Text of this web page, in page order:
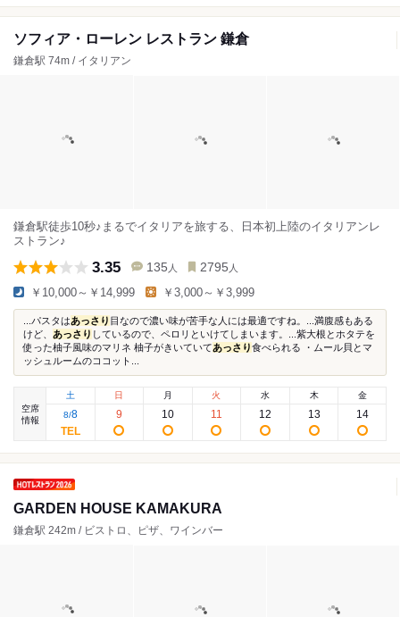
ソフィア・ローレン レストラン 鎌倉
鎌倉駅 74m / イタリアン
鎌倉駅徒歩10秒♪まるでイタリアを旅する、日本初上陸のイタリアンレ
ストラン♪
3.35 135 人 2795 人
￥10,000～￥14,999 ￥3,000～￥3,999
...パスタはあっさり 目なので濃い味が苦手な人には最適ですね。...満腹感もある
けど、 あっさり しているので、ペロリといけてしまいます。...紫大根とホタテを
使った柚子風味のマリネ 柚子がきいていてあっさり食べられる ・ムール貝とマ
ッシュルームのココット...
空席
情報
土
8/8
日
9
月
10
火
11
水
12
木
13
金
14
GARDEN HOUSE KAMAKURA
鎌倉駅 242m / ビストロ、ピザ、ワインバー